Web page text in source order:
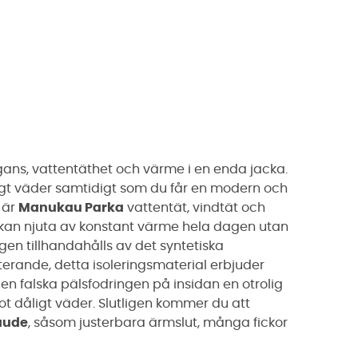
vattentäthet och värme i en enda jacka.
väder samtidigt som du får en modern och
är Manukau Parka vattentät, vindtät och
njuta av konstant värme hela dagen utan
tillhandahålls av det syntetiska
detta isoleringsmaterial erbjuder
falska pälsfodringen på insidan en otrolig
dåligt väder. Slutligen kommer du att
, såsom justerbara ärmslut, många fickor